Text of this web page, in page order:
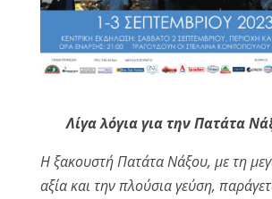
Λίγα λόγια για την Πατάτα
Η ξακουστή Πατάτα Νάξου, με τη
αξία και την πλούσια γεύση,